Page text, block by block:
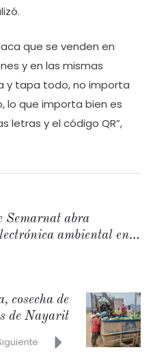
que se venden en
y en las mismas
y tapa todo, no importa
lo que importa bien es
letras y el código QR”,
Semarnat abra
ambiental en
cosecha de
de Nayarit